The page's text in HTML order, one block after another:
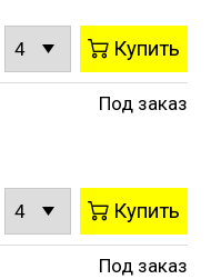
Купить
Под заказ
Купить
Под заказ